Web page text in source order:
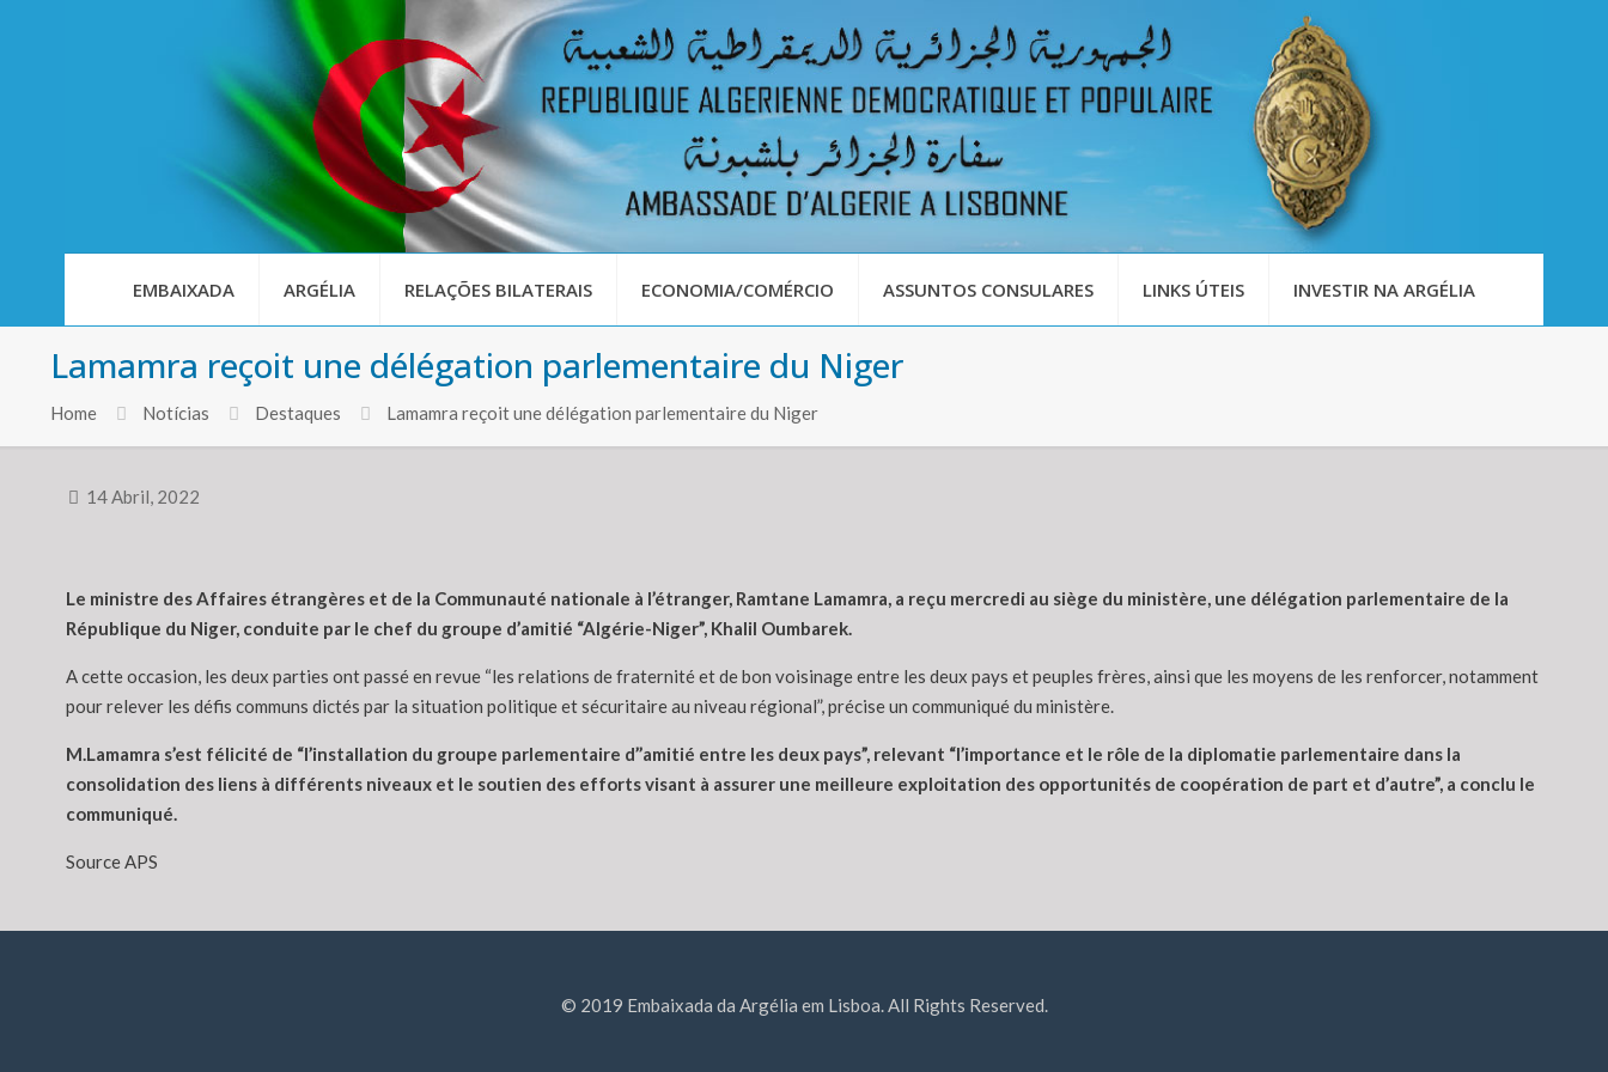
EMBAIXADA ARGÉLIA RELAÇÕES BILATERAIS ECONOMIA/COMÉRCIO ASSUNTOS CONSULARES LINKS ÚTEIS INVESTIR NA ARGÉLIA
Lamamra reçoit une délégation parlementaire du Niger
Home Notícias Destaques Lamamra reçoit une délégation parlementaire du Niger
14 Abril, 2022
Le ministre des Affaires étrangères et de la Communauté nationale à l’étranger, Ramtane Lamamra, a reçu mercredi au siège du ministère, une délégation parlementaire de la
République du Niger, conduite par le chef du groupe d’amitié “Algérie-Niger”, Khalil Oumbarek.
A cette occasion, les deux parties ont passé en revue “les relations de fraternité et de bon voisinage entre les deux pays et peuples frères, ainsi que les moyens de les renforcer, notamment
pour relever les défis communs dictés par la situation politique et sécuritaire au niveau régional”, précise un communiqué du ministère.
M.Lamamra s’est félicité de “l’installation du groupe parlementaire d’’amitié entre les deux pays”, relevant “l’importance et le rôle de la diplomatie parlementaire dans la
consolidation des liens à différents niveaux et le soutien des efforts visant à assurer une meilleure exploitation des opportunités de coopération de part et d’autre”, a conclu le
communiqué.
Source APS
© 2019 Embaixada da Argélia em Lisboa. All Rights Reserved.